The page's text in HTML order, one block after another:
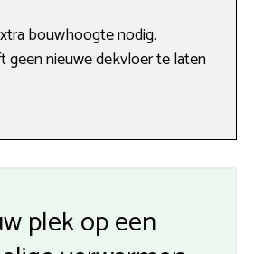
bouwhoogte nodig.
geen nieuwe dekvloer te laten
plek op een